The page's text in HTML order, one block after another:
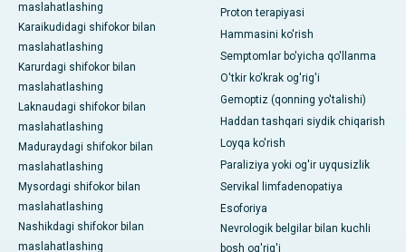
maslahatlashing
Karaikudidagi shifokor bilan
maslahatlashing
Karurdagi shifokor bilan
maslahatlashing
Laknaudagi shifokor bilan
maslahatlashing
Maduraydagi shifokor bilan
maslahatlashing
Mysordagi shifokor bilan
maslahatlashing
Nashikdagi shifokor bilan
maslahatlashing
Proton terapiyasi
Hammasini ko'rish
Semptomlar bo'yicha qo'llanma
O'tkir ko'krak og'rig'i
Gemoptiz (qonning yo'talishi)
Haddan tashqari siydik chiqarish
Loyqa ko'rish
Paraliziya yoki og'ir uyqusizlik
Servikal limfadenopatiya
Esoforiya
Nevrologik belgilar bilan kuchli
bosh og'rig'i